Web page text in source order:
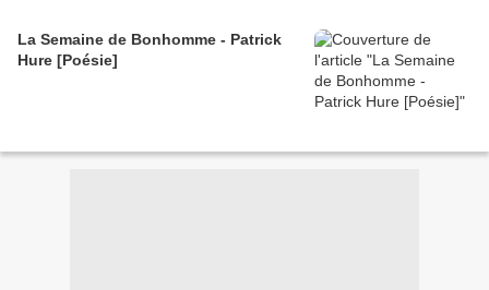
La Semaine de Bonhomme - Patrick
Hure [Poésie]